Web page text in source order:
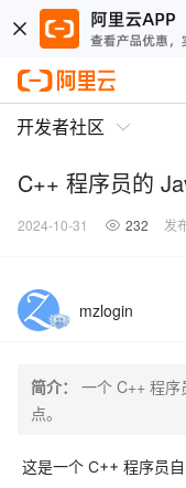
开发者社区
C++ 程序员的
2024-10-31 232 发
mzlogin
简介：
一个 C++ 程
点。
这是一个 C++ 程序员